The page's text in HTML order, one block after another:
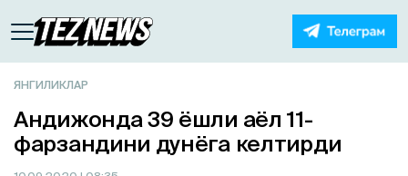
ЯНГИЛИКЛАР
Андижонда 39 ёшли аёл 11-
фарзандини дунёга келтирди